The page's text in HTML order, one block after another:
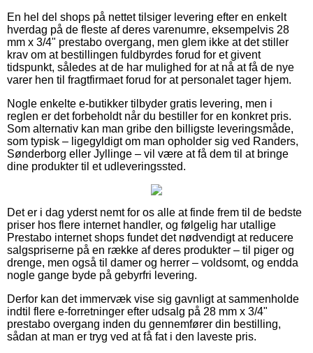
En hel del shops på nettet tilsiger levering efter en enkelt
hverdag på de fleste af deres varenumre, eksempelvis 28
mm x 3/4" prestabo overgang, men glem ikke at det stiller
krav om at bestillingen fuldbyrdes forud for et givent
tidspunkt, således at de har mulighed for at nå at få de nye
varer hen til fragtfirmaet forud for at personalet tager hjem.
Nogle enkelte e-butikker tilbyder gratis levering, men i
reglen er det forbeholdt når du bestiller for en konkret pris.
Som alternativ kan man gribe den billigste leveringsmåde,
som typisk – ligegyldigt om man opholder sig ved Randers,
Sønderborg eller Jyllinge – vil være at få dem til at bringe
dine produkter til et udleveringssted.
Det er i dag yderst nemt for os alle at finde frem til de bedste
priser hos flere internet handler, og følgelig har utallige
Prestabo internet shops fundet det nødvendigt at reducere
salgspriserne på en række af deres produkter – til piger og
drenge, men også til damer og herrer – voldsomt, og endda
nogle gange byde på gebyrfri levering.
Derfor kan det immervæk vise sig gavnligt at sammenholde
indtil flere e-forretninger efter udsalg på 28 mm x 3/4"
prestabo overgang inden du gennemfører din bestilling,
sådan at man er tryg ved at få fat i den laveste pris.